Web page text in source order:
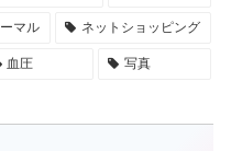
マル ネットショッピング
血圧 写真